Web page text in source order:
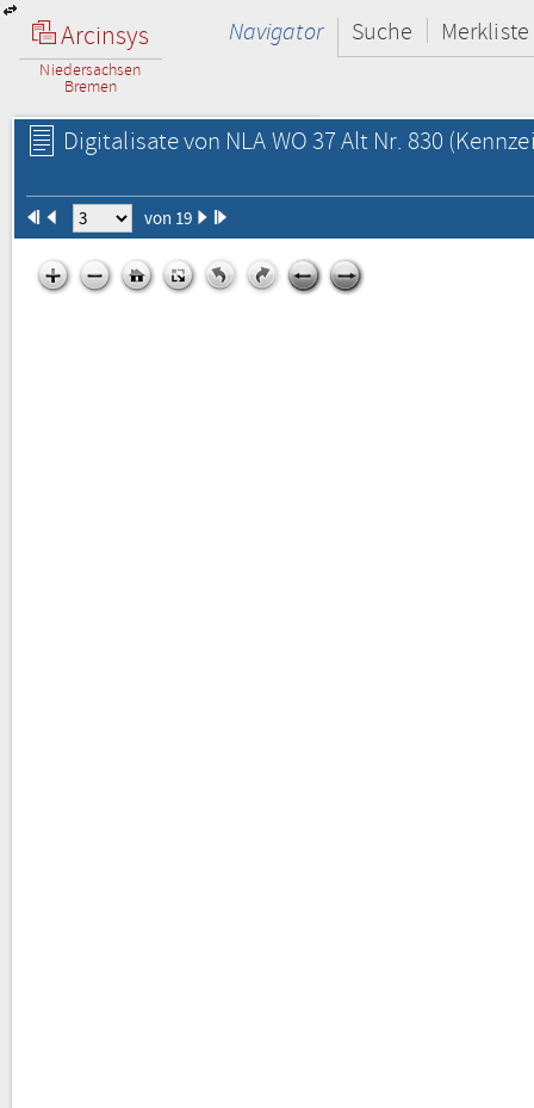
Arcinsys
Niedersachsen
Bremen
Navigator Suche Merkliste
Digitalisate von NLA WO 37 Alt Nr. 830
von 19